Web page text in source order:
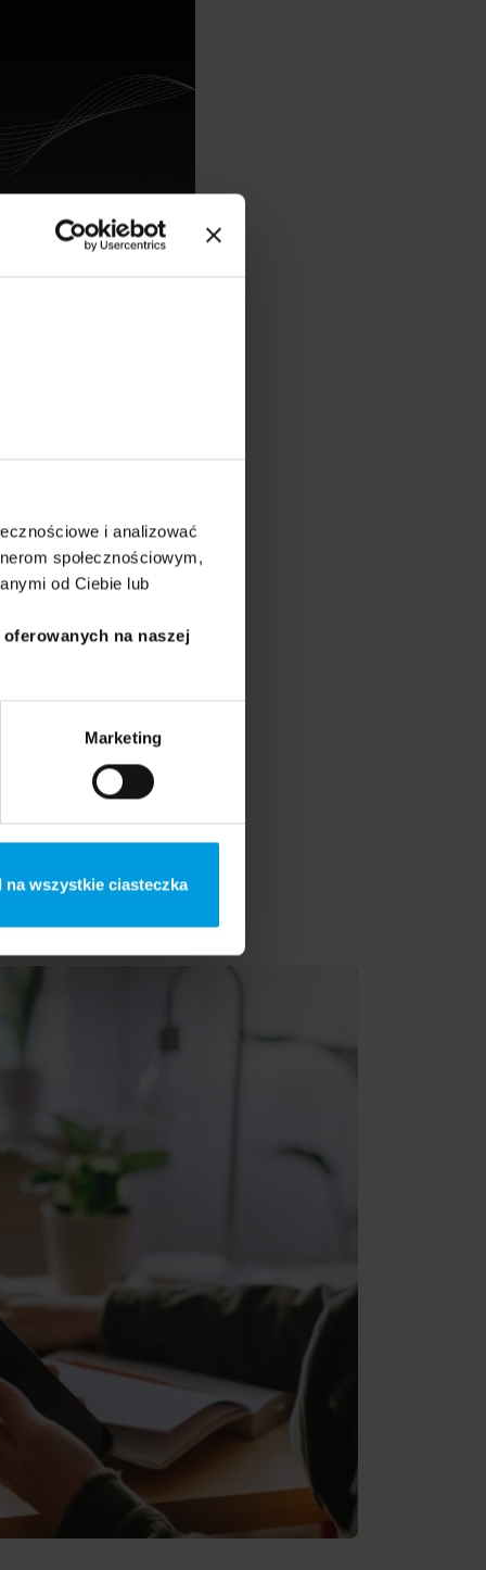
i analizować
społecznościowym,
od Ciebie lub
na naszej
Marketing
na wszystkie ciasteczka
i startupom na
żaden dobry
z branży